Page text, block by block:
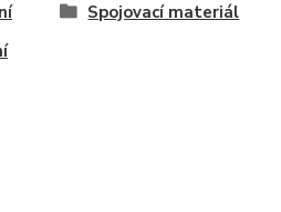
Spojovací materiál